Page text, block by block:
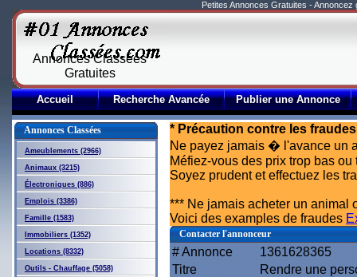
Petites Annonces Gratuites -
Annonces Classées
Gratuites
Accueil Recherche Avancée Publier une Annonce
Annonces Classées
Ameublements (2966)
Animaux (3215)
Électroniques (886)
Emplois (3386)
Famille (1583)
Immobiliers (1352)
Locations (8332)
Outils - Chauffage (5058)
* Précaution contre les
Ne payez jamais � l'avance un
Méfiez-vous des prix trop bas
Soyez prudent et effectuez les
*** Ne jamais acheter un animal
Voici des examples de fraudes
Contacter l'annonceur
# Annonce
1361628365
Titre
Rendre une